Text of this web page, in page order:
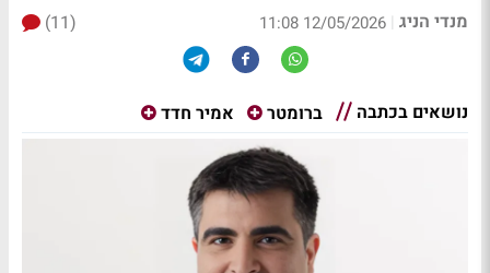
מנדי הניג |
12/05/2026 11:08
(11)
נושאים בכתבה ברומטר אמיר חדד